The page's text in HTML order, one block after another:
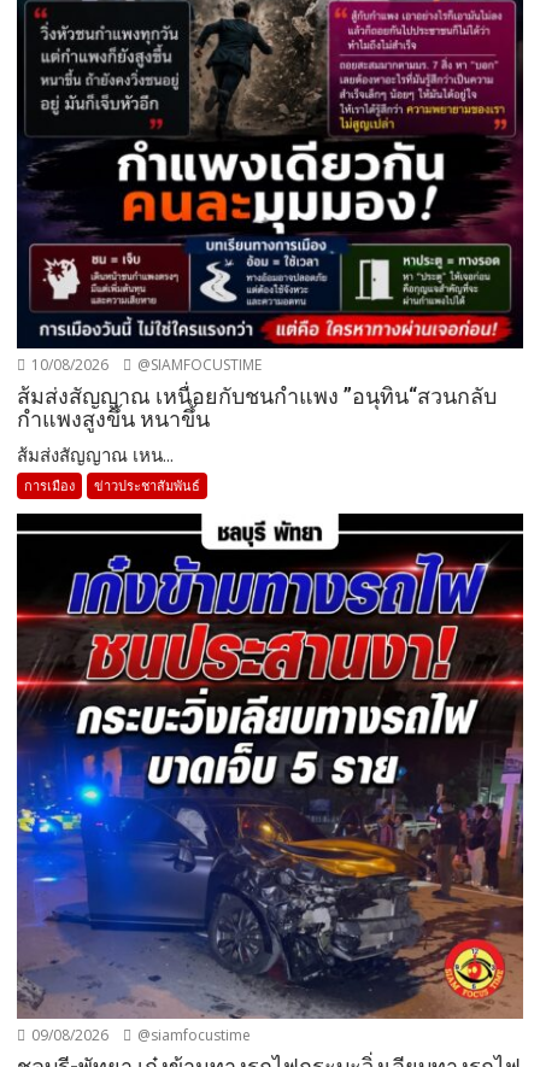
10/08/2026 @SIAMFOCUSTIME
ส้มส่งสัญญาณ เหนื่อยกับชนกำแพง ”อนุทิน“สวนกลับ
กำแพงสูงขึ้น หนาขึ้น
ส้มส่งสัญญาณ เหน...
การเมือง ข่าวประชาสัมพันธ์
09/08/2026 @siamfocustime